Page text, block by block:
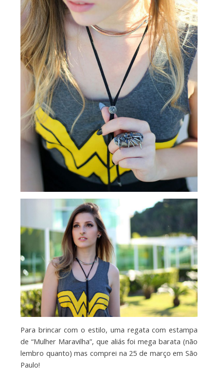
Para brincar com o estilo, uma regata com estampa
de “Mulher Maravilha”, que aliás foi mega barata (não
lembro quanto) mas comprei na 25 de março em São
Paulo!